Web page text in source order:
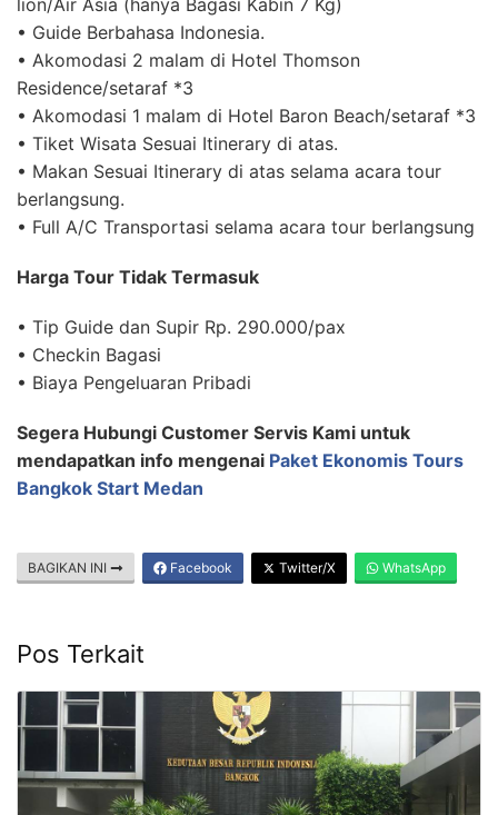
lion/Air Asia (hanya Bagasi Kabin 7 Kg)
• Guide Berbahasa Indonesia.
• Akomodasi 2 malam di Hotel Thomson
Residence/setaraf *3
• Akomodasi 1 malam di Hotel Baron Beach/setaraf *3
• Tiket Wisata Sesuai Itinerary di atas.
• Makan Sesuai Itinerary di atas selama acara tour
berlangsung.
• Full A/C Transportasi selama acara tour berlangsung
Harga Tour Tidak Termasuk
• Tip Guide dan Supir Rp. 290.000/pax
• Checkin Bagasi
• Biaya Pengeluaran Pribadi
Segera Hubungi Customer Servis Kami untuk
mendapatkan info mengenai Paket Ekonomis Tours
Bangkok Start Medan
BAGIKAN INI Facebook Twitter/X WhatsApp
Pos Terkait